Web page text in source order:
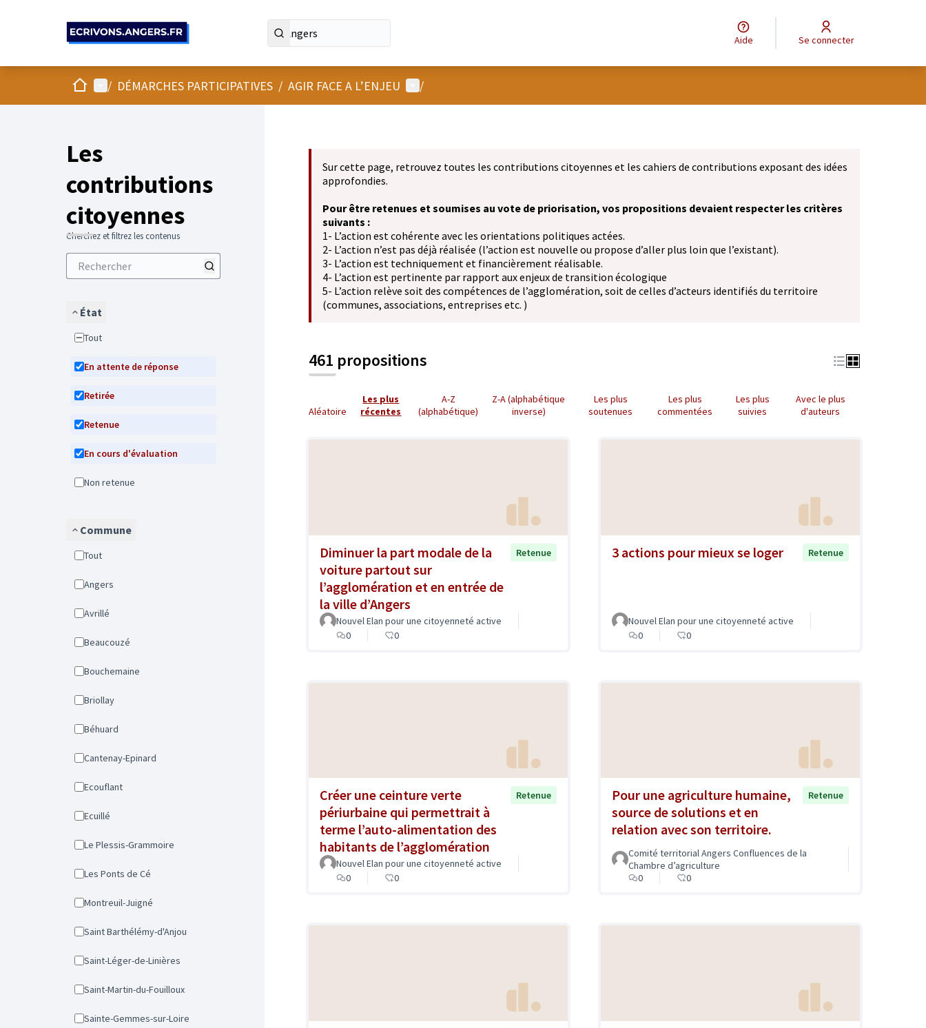
Aide Se connecter
AccueilMenu principal
/ DÉMARCHES PARTICIPATIVES / AGIR FACE A L’ENJEU Menu utilisateur
/
Les
contributions
citoyennes
Cherchez et filtrez les contenus
État
Tout
En attente de réponse
Retirée
Retenue
En cours d'évaluation
Non retenue
Commune
Tout
Angers
Avrillé
Beaucouzé
Bouchemaine
Briollay
Béhuard
Cantenay-Epinard
Ecouflant
Ecuillé
Le Plessis-Grammoire
Les Ponts de Cé
Montreuil-Juigné
Saint Barthélémy-d'Anjou
Saint-Léger-de-Linières
Saint-Martin-du-Fouilloux
Sainte-Gemmes-sur-Loire
Sur cette page, retrouvez toutes les contributions citoyennes et les cahiers de contributions exposant des idées
approfondies.
Pour être retenues et soumises au vote de priorisation, vos propositions devaient respecter les critères
suivants :
1- L’action est cohérente avec les orientations politiques actées.
2- L’action n’est pas déjà réalisée (l’action est nouvelle ou propose d’aller plus loin que l’existant).
3- L’action est techniquement et financièrement réalisable.
4- L’action est pertinente par rapport aux enjeux de transition écologique
5- L’action relève soit des compétences de l’agglomération, soit de celles d’acteurs identifiés du territoire
(communes, associations, entreprises etc. )
461 propositions
Aléatoire
Les plus
récentes
A-Z
(alphabétique)
Z-A (alphabétique
inverse)
Les plus
soutenues
Les plus
commentées
Les plus
suivies
Avec le plus
d'auteurs
Diminuer la part modale de la
voiture partout sur
l’agglomération et en entrée de
la ville d’Angers
Retenue
Nouvel Elan pour une citoyenneté active
0
0
3 actions pour mieux se loger Retenue
Nouvel Elan pour une citoyenneté active
0
0
Créer une ceinture verte
périurbaine qui permettrait à
terme l’auto-alimentation des
habitants de l’agglomération
Retenue
Nouvel Elan pour une citoyenneté active
0
0
Pour une agriculture humaine,
source de solutions et en
relation avec son territoire.
Retenue
Comité territorial Angers Confluences de la
Chambre d’agriculture
0
0